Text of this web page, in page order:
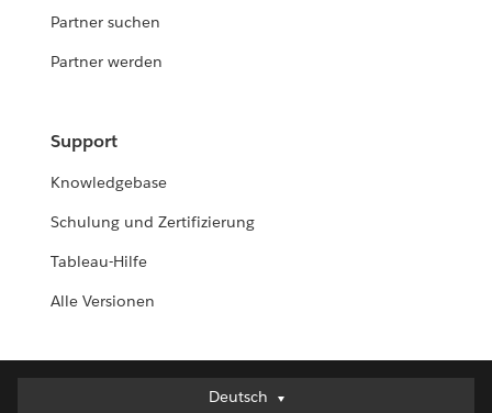
Partner suchen
Partner werden
Support
Knowledgebase
Schulung und Zertifizierung
Tableau-Hilfe
Alle Versionen
Deutsch
Deutsch